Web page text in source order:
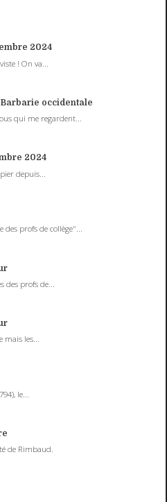
2024
! On va...
Barbarie occidentale
qui me regardent...
2024
depuis...
profs de collège"...
profs de...
mais les...
le...
de Rimbaud.